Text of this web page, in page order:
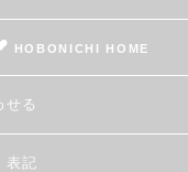
HOBONICHI HOME
る
表記